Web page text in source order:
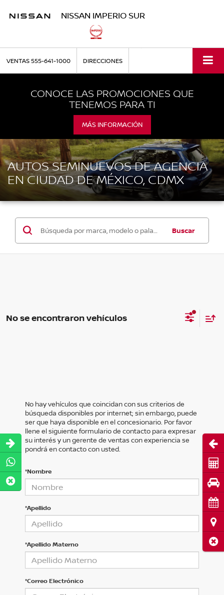
NISSAN IMPERIO SUR
VENTAS555-641-1000 DIRECCIONES
CONOCE LAS PROMOCIONES QUE
TENEMOS PARA TI
MÁS INFORMACIÓN
AUTOS SEMINUEVOS DE AGENCIA
EN CIUDAD DE MÉXICO, CDMX
Buscar
No se encontraron vehículos
No hay vehículos que coincidan con sus criterios de
búsqueda disponibles por internet; sin embargo, puede
ser que haya disponible en el concesionario. Por favor
llene el siguiente formulario de contacto para expresar
su interés y un gerente de ventas con experiencia se
pondrá en contacto con usted.
*Nombre
*Apellido
*Apellido Materno
*Correo Electrónico